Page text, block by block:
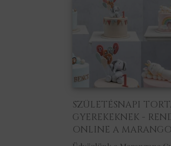
SZÜLETÉSNAPI
GYEREKEKNEK -
ONLINE A